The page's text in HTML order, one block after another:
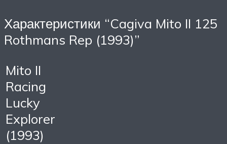
Характеристики “Cagiva Mito II 125
Rothmans Rep (1993)”
Mito II
Racing
Lucky
Explorer
(1993)